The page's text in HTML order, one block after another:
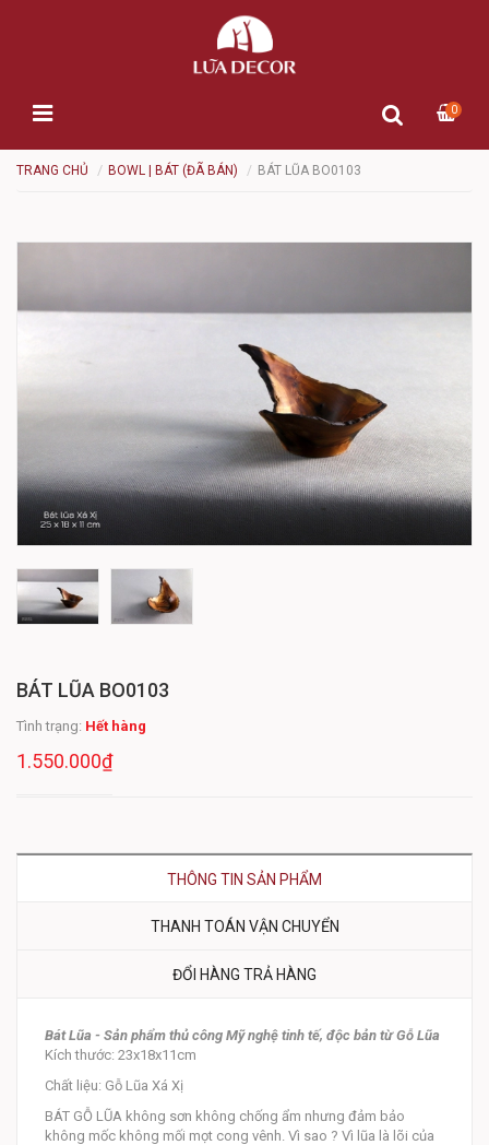
0
TRANG CHỦ BOWL | BÁT (ĐÃ BÁN) BÁT LŨA BO0103
BÁT LŨA BO0103
Tình trạng: Hết hàng
1.550.000₫
THÔNG TIN SẢN PHẨM
THANH TOÁN VẬN CHUYỂN
ĐỔI HÀNG TRẢ HÀNG
Bát Lũa - Sản phẩm thủ công Mỹ nghệ tinh tế, độc bản từ Gỗ Lũa
Kích thước: 23x18x11cm
Chất liệu: Gỗ Lũa Xá Xị
BÁT GỖ LŨA không sơn không chống ẩm nhưng đảm bảo
không mốc không mối mọt cong vênh. Vì sao ? Vì lũa là lõi của